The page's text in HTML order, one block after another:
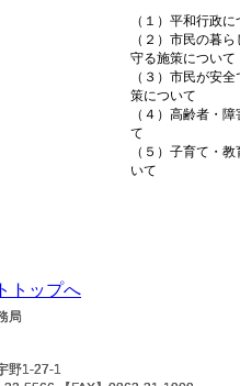
（１）平和行政に
（２）市民の暮
守る施策について
（３）市民が安
策について
（４）高齢者・
て
（５）子育て・
いて
トップへ
局
野1-27-1